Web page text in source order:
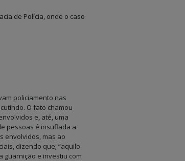
de Polícia, onde o caso
policiamento nas
O fato chamou
e, até, uma
pessoas é insuflada a
envolvidos, mas ao
dizendo que; “aquilo
guarnição e investiu com